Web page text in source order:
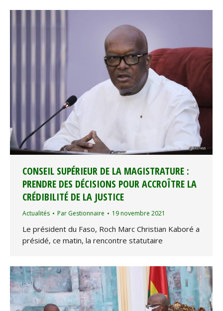
CONSEIL SUPÉRIEUR DE LA MAGISTRATURE :
PRENDRE DES DÉCISIONS POUR ACCROÎTRE LA
CRÉDIBILITÉ DE LA JUSTICE
Actualités Par Gestionnaire 19 novembre 2021
Le président du Faso, Roch Marc Christian Kaboré a
présidé, ce matin, la rencontre statutaire